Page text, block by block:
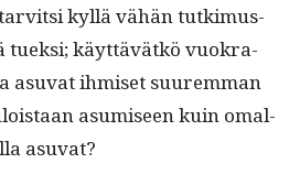
kyl­lä vähän tutkimus­
tuek­si; käyt­tävätkö vuokra­
asu­vat ihmiset suurem­man
asumiseen kuin oma­l­
asuvat?